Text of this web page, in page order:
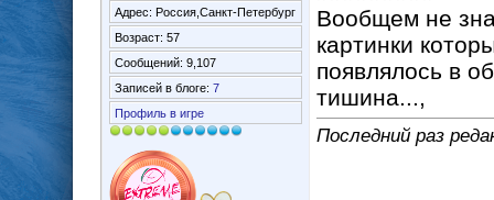
Адрес: Россия,Санкт-Петербург
Возраст: 57
Сообщений: 9,107
Записей в блоге: 7
Профиль в игре
Вообщем не
картинки
появлялось в
тишина...,
Последний раз